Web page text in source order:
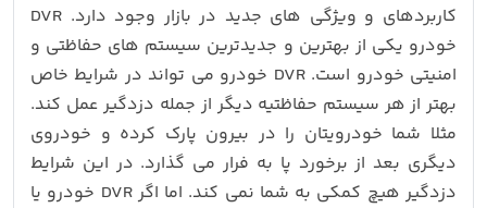
کاربردهای و ویژگی های جدید در بازار وجود دارد. DVR
خودرو یکی از بهترین و جدیدترین سیستم های حفاظتی و
امنیتی خودرو است. DVR خودرو می تواند در شرایط خاص
بهتر از هر سیستم حفاظتیه دیگر از جمله دزدگیر عمل کند.
مثلا شما خودرویتان را در بیرون پارک کرده و خودروی
دیگری بعد از برخورد پا به فرار می گذارد. در این شرایط
دزدگیر هیچ کمکی به شما نمی کند. اما اگر DVR خودرو یا